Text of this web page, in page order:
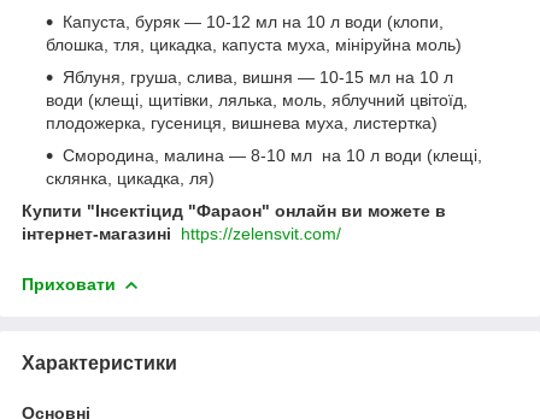
Капуста, буряк — 10-12 мл на 10 л води (клопи,
блошка, тля, цикадка, капуста муха, мініруйна моль)
Яблуня, груша, слива, вишня — 10-15 мл на 10 л
води (клещі, щитівки, лялька, моль, яблучний цвітоїд,
плодожерка, гусениця, вишнева муха, листертка)
Смородина, малина — 8-10 мл на 10 л води (клещі,
склянка, цикадка, ля)
Купити "Інсектіцид "Фараон" онлайн ви можете в
інтернет-магазині https://zelensvit.com/
Приховати
Характеристики
Основні